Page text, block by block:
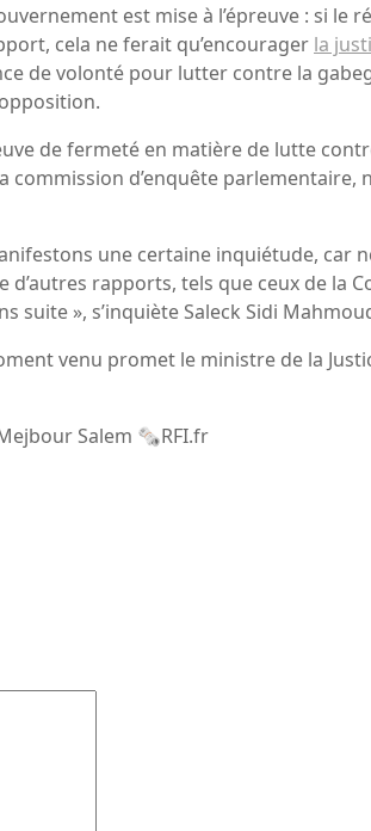
est mise à l’épreuve : si le
cela ne ferait qu’encourager la
de volonté pour lutter contre la
de fermeté en matière de lutte
d’enquête parlementaire,
une certaine inquiétude, car
rapports, tels que ceux de la
suite », s’inquiète Saleck Sidi
venu promet le ministre de la
Salem 🗞RFI.fr